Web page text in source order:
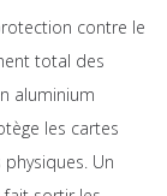
contre le
total des
aluminium
les cartes
Un